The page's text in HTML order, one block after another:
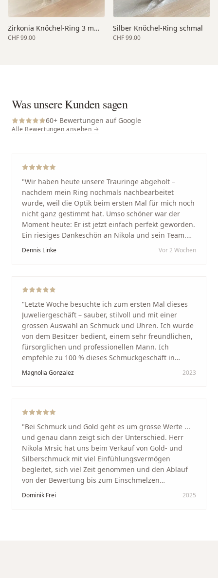
Zirkonia Knöchel-Ring 3 mm oben
CHF 99.00
Silber Knöchel-Ring schmal
CHF 99.00
Was unsere Kunden sagen
60+ Bewertungen auf Google
Alle Bewertungen ansehen →
"Wir haben heute unsere Trauringe abgeholt –
nachdem mein Ring nochmals nachbearbeitet
wurde, weil die Optik beim ersten Mal für mich noch
nicht ganz gestimmt hat. Umso schöner war der
Moment heute: Er ist jetzt einfach perfekt geworden.
Ein riesiges Dankeschön an Nikola und sein Team.
Vom ersten Termin an wurden wir jedes Mal
Arbeit und seine Kunden wirklich am Herzen liegen.
Service und echte Herzlichkeit schätzt, ist hier genau
richtig."
Dennis Linke Vor 2 Wochen
"Letzte Woche besuchte ich zum ersten Mal dieses
Juweliergeschäft – sauber, stilvoll und mit einer
grossen Auswahl an Schmuck und Uhren. Ich wurde
von dem Besitzer bedient, einem sehr freundlichen,
fürsorglichen und professionellen Mann. Ich
empfehle zu 100 % dieses Schmuckgeschäft in
Schaffhausen. Ich selbst war sehr zufrieden und
glücklich mit der Behandlung. Ich danke Ihnen – ich
Magnolia Gonzalez 2023
"Bei Schmuck und Gold geht es um grosse Werte ...
und genau dann zeigt sich der Unterschied. Herr
Nikola Mrsic hat uns beim Verkauf von Gold- und
Silberschmuck mit viel Einfühlungsvermögen
begleitet, sich viel Zeit genommen und den Ablauf
von der Bewertung bis zum Einschmelzen
transparent und angenehm gestaltet. Diskreter,
Dominik Frei 2025